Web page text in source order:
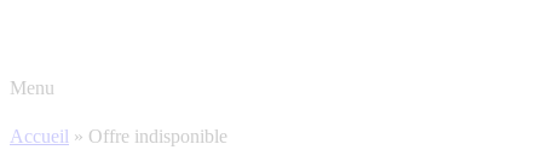
Menu
Accueil » Offre indisponible